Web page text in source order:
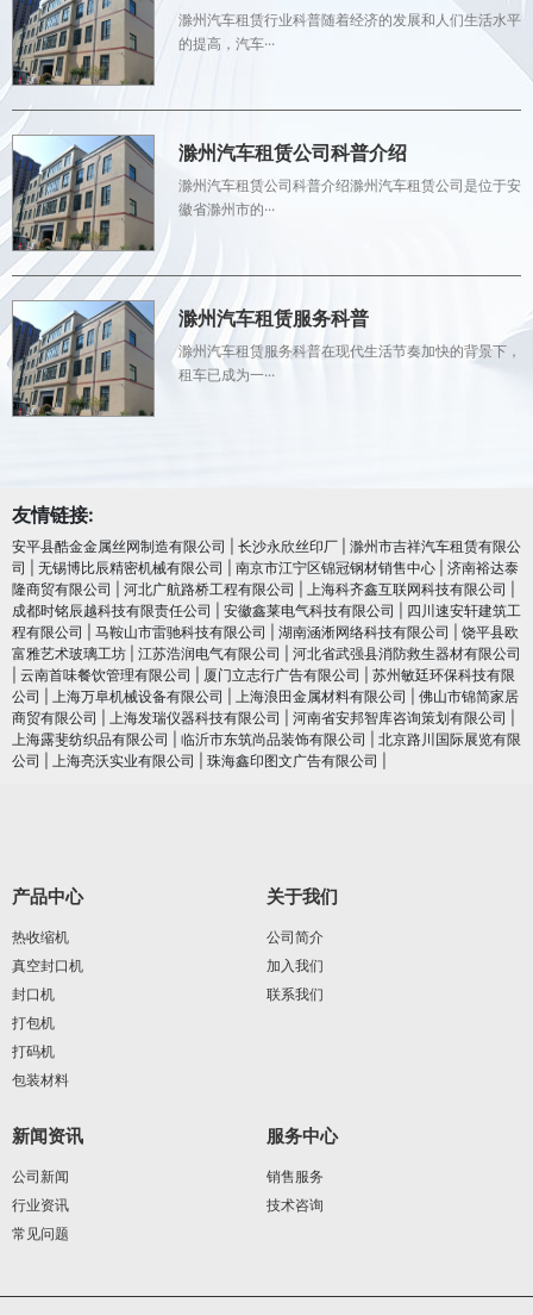
滁州汽车租赁行业科普随着经济的发展和人们生活水平
的提高，汽车···
滁州汽车租赁公司科普介绍
滁州汽车租赁公司科普介绍滁州汽车租赁公司是位于安
徽省滁州市的···
滁州汽车租赁服务科普
滁州汽车租赁服务科普在现代生活节奏加快的背景下，
租车已成为一···
友情链接:
安平县酷金金属丝网制造有限公司 长沙永欣丝印厂
滁州市吉祥汽车租赁有限公
司
无锡博比辰精密机械有限公司 南京市江宁区锦冠钢材销售中心
济南裕达泰
隆商贸有限公司
河北广航路桥工程有限公司 上海科齐鑫互联网科技有限公司
成都时铭辰越科技有限责任公司
安徽鑫莱电气科技有限公司
四川速安轩建筑工
程有限公司
马鞍山市雷驰科技有限公司 湖南涵淅网络科技有限公司
饶平县欧
富雅艺术玻璃工坊
江苏浩润电⽓有限公司
河北省武强县消防救生器材有限公司
云南首味餐饮管理有限公司 厦门立志行广告有限公司
苏州敏廷环保科技有限
公司
上海万阜机械设备有限公司 上海浪田金属材料有限公司
佛山市锦简家居
商贸有限公司
上海发瑞仪器科技有限公司 河南省安邦智库咨询策划有限公司
上海露斐纺织品有限公司
临沂市东筑尚品装饰有限公司
北京路川国际展览有限
公司
上海亮沃实业有限公司 珠海鑫印图文广告有限公司
产品中心
热收缩机
真空封口机
封口机
打包机
打码机
包装材料
关于我们
公司简介
加入我们
联系我们
新闻资讯
公司新闻
行业资讯
常见问题
服务中心
销售服务
技术咨询